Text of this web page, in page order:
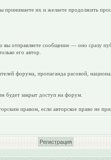
их и желаете продолжить
отправляете сообщение — оно сразу
его автор.
форума, пропаганда расовой,
будет закрыт доступ на форум.
правом, если авторское право не